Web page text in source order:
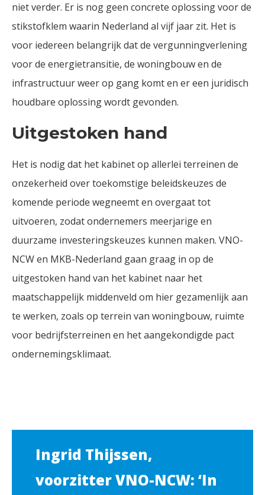
niet verder. Er is nog geen concrete oplossing voor de
stikstofklem waarin Nederland al vijf jaar zit. Het is
voor iedereen belangrijk dat de vergunningverlening
voor de energietransitie, de woningbouw en de
infrastructuur weer op gang komt en er een juridisch
houdbare oplossing wordt gevonden.
Uitgestoken hand
Het is nodig dat het kabinet op allerlei terreinen de
onzekerheid over toekomstige beleidskeuzes de
komende periode wegneemt en overgaat tot
uitvoeren, zodat ondernemers meerjarige en
duurzame investeringskeuzes kunnen maken. VNO-
NCW en MKB-Nederland gaan graag in op de
uitgestoken hand van het kabinet naar het
maatschappelijk middenveld om hier gezamenlijk aan
te werken, zoals op terrein van woningbouw, ruimte
voor bedrijfsterreinen en het aangekondigde pact
ondernemingsklimaat.
Ingrid Thijssen,
voorzitter VNO-NCW: ‘In